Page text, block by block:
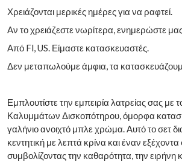
Χρειάζονται μερικές ημέρες για να ραφτεί.
Αν το χρειάζεστε νωρίτερα, ενημερώστε
Από Fl, US. Είμαστε κατασκευαστές.
Δεν μεταπωλούμε άμφια, τα
Εμπλουτίστε την εμπειρία λατρείας σας με
Καλυμμάτων Δισκοπότηρου, όμορφα
γαλήνιο ανοιχτό μπλε χρώμα. Αυτό το σετ
κεντητική με λεπτά κρίνα και έναν
συμβολίζοντας την καθαρότητα, την ειρήνη